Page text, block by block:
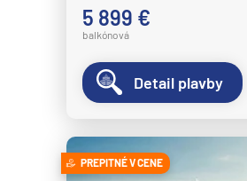
5 899 €
balkónová
Detail plavby
PREPITNÉ V CENE